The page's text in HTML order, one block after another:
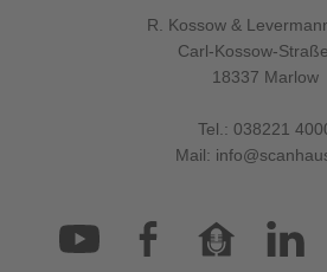
R. Kossow &
Carl-Kossow-
18337 Marlow
Tel.: 038221
Mail: